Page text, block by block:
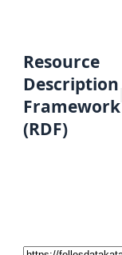
Resource
Description
Framework
(RDF)